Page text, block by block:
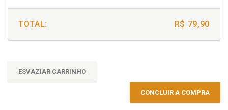
TOTAL: R$ 79,90
ESVAZIAR CARRINHO
CONCLUIR A COMPRA